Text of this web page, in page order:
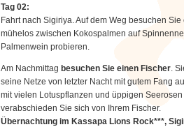
Tag 02:
Fahrt nach Sigiriya. Auf dem Weg besuchen Sie
mühelos zwischen Kokospalmen auf
Palmenwein probieren.
Am Nachmittag besuchen Sie einen Fischer.
seine Netze von letzter Nacht mit gutem Fang
mit vielen Lotuspflanzen und üppigen
verabschieden Sie sich von Ihrem Fischer.
Übernachtung im Kassapa Lions Rock***,